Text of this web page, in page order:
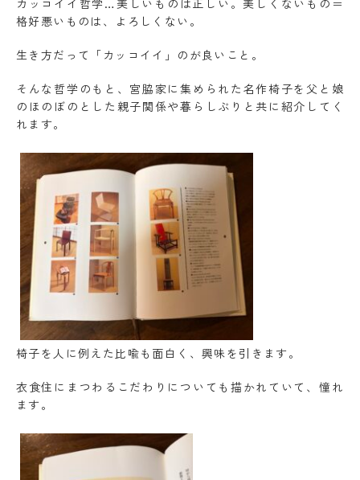
格好悪いものは、よろしくない。
生き方だって「カッコイイ」のが良いこと。
そんな哲学のもと、宮脇家に集められた名作椅子を父と娘
のほのぼのとした親子関係や暮らしぶりと共に紹介してく
れます。
椅子を人に例えた比喩も面白く、興味を引きます。
衣食住にまつわるこだわりについても描かれていて、憧れ
ます。